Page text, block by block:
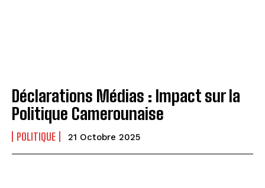
Déclarations Médias : Impact sur la
Politique Camerounaise
POLITIQUE 21 Octobre 2025